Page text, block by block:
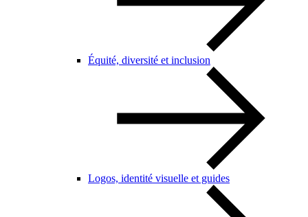
Équité, diversité et inclusion
Logos, identité visuelle et guides